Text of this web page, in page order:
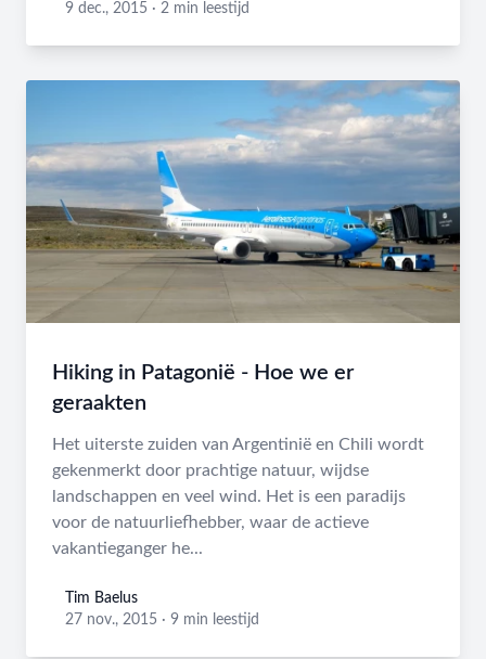
Tim Baelus
9 dec., 2015 · 2 min leestijd
Hiking in Patagonië - Hoe we er
geraakten
Het uiterste zuiden van Argentinië en Chili wordt
gekenmerkt door prachtige natuur, wijdse
landschappen en veel wind. Het is een paradijs
voor de natuurliefhebber, waar de actieve
vakantieganger he...
Tim Baelus
Tim Baelus
27 nov., 2015 · 9 min leestijd